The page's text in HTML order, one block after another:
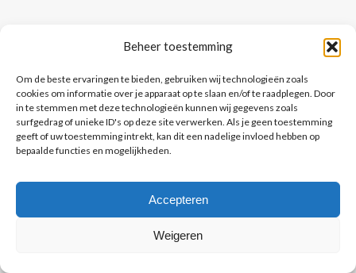
Beheer toestemming
Om de beste ervaringen te bieden, gebruiken wij technologieën zoals
cookies om informatie over je apparaat op te slaan en/of te raadplegen. Door
in te stemmen met deze technologieën kunnen wij gegevens zoals
surfgedrag of unieke ID's op deze site verwerken. Als je geen toestemming
geeft of uw toestemming intrekt, kan dit een nadelige invloed hebben op
bepaalde functies en mogelijkheden.
Accepteren
Weigeren